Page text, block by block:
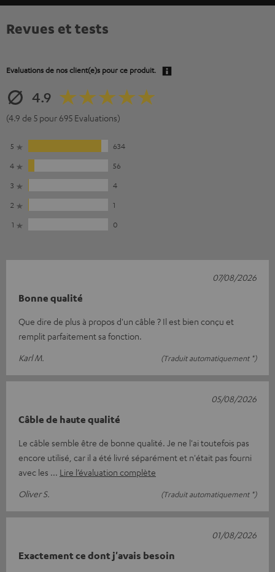
Revues et tests
Evaluations de nos client(e)s pour ce produit.
4.9
(4.9 de 5 pour 695 Evaluations)
5
634
4
56
3
4
2
1
1
0
Bonne qualité
Que dire de plus à propos d'un câble ? Il est bien conçu et
remplit parfaitement sa fonction.
Karl M.
(Traduit automatiquement *)
07/08/2026
Câble de haute qualité
Le câble semble être de bonne qualité. Je ne l'ai toutefois pas
encore utilisé, car il a été livré séparément et n'était pas fourni
avec les
Lire l’évaluation complète
Oliver S.
(Traduit automatiquement *)
05/08/2026
Exactement ce dont j'avais besoin
01/08/2026